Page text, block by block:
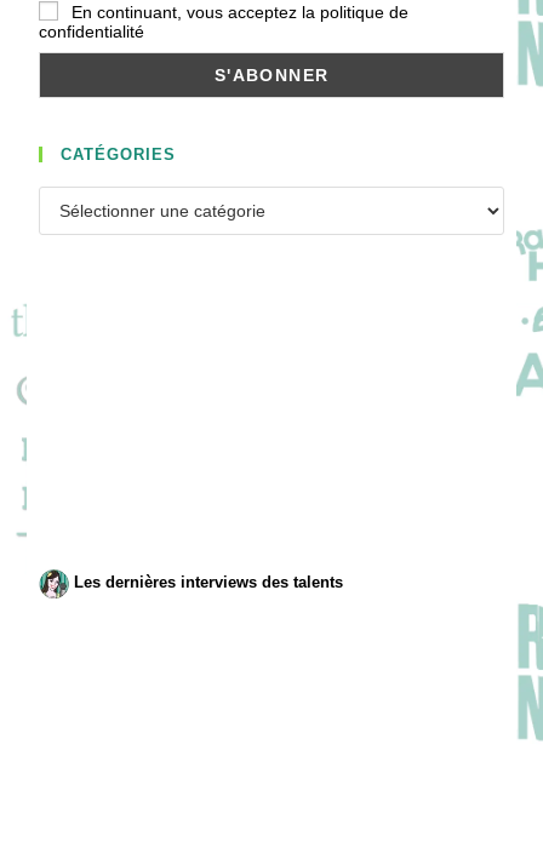
En continuant, vous acceptez la politique de
confidentialité
CATÉGORIES
Les dernières interviews des talents